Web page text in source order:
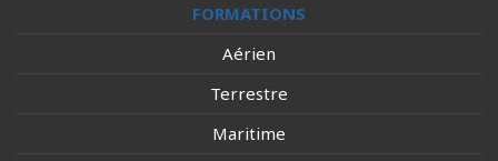
FORMATIONS
Aérien
Terrestre
Maritime